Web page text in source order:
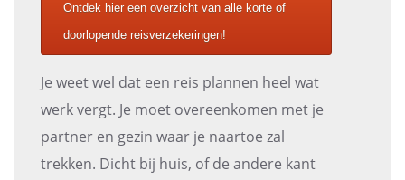
Ontdek hier een overzicht van alle korte of
doorlopende reisverzekeringen!
Je weet wel dat een reis plannen heel wat
werk vergt. Je moet overeenkomen met je
partner en gezin waar je naartoe zal
trekken. Dicht bij huis, of de andere kant